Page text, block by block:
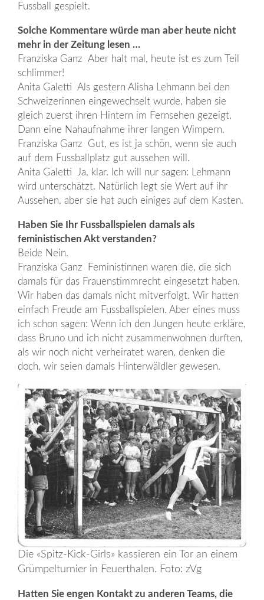
Fussball gespielt.
Solche Kommentare würde man aber heute nicht
mehr in der Zeitung lesen …
Franziska Ganz Aber halt mal, heute ist es zum Teil
schlimmer!
Anita Galetti Als gestern Alisha Lehmann bei den
Schweizerinnen eingewechselt wurde, haben sie
gleich zuerst ihren Hintern im Fernsehen gezeigt.
Dann eine Nahaufnahme ihrer langen Wimpern.
Franziska Ganz Gut, es ist ja schön, wenn sie auch
auf dem Fussballplatz gut aussehen will.
Anita Galetti Ja, klar. Ich will nur sagen: Lehmann
wird unterschätzt. Natürlich legt sie Wert auf ihr
Aussehen, aber sie hat auch einiges auf dem Kasten.
Haben Sie Ihr Fussballspielen damals als
feministischen Akt verstanden?
Beide Nein.
Franziska Ganz Feministinnen waren die, die sich
damals für das Frauenstimmrecht eingesetzt haben.
Wir haben das damals nicht mitverfolgt. Wir hatten
einfach Freude am Fussballspielen. Aber eines muss
ich schon sagen: Wenn ich den Jungen heute erkläre,
dass Bruno und ich nicht zusammenwohnen durften,
als wir noch nicht verheiratet waren, denken die
doch, wir seien damals Hinterwäldler gewesen.
Die «Spitz-Kick-Girls» kassieren ein Tor an einem
Grümpelturnier in Feuerthalen. Foto: zVg
Hatten Sie engen Kontakt zu anderen Teams, die